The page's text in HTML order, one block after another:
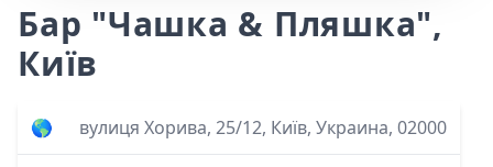
Бар "Чашка & Пляшка",
Київ
🌎 вулиця Хорива, 25/12, Київ, Украина, 02000